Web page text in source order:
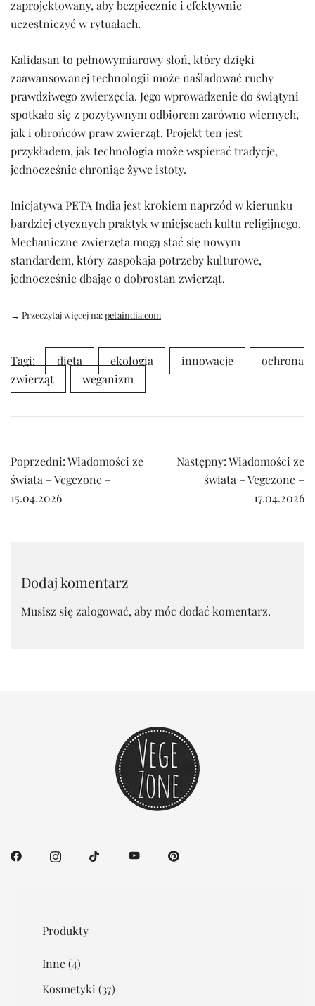
zaprojektowany, aby bezpiecznie i efektywnie
uczestniczyć w rytuałach.
Kalidasan to pełnowymiarowy słoń, który dzięki
zaawansowanej technologii może naśladować ruchy
prawdziwego zwierzęcia. Jego wprowadzenie do świątyni
spotkało się z pozytywnym odbiorem zarówno wiernych,
jak i obrońców praw zwierząt. Projekt ten jest
przykładem, jak technologia może wspierać tradycje,
jednocześnie chroniąc żywe istoty.
Inicjatywa PETA India jest krokiem naprzód w kierunku
bardziej etycznych praktyk w miejscach kultu religijnego.
Mechaniczne zwierzęta mogą stać się nowym
standardem, który zaspokaja potrzeby kulturowe,
jednocześnie dbając o dobrostan zwierząt.
→ Przeczytaj więcej na:petaindia.com
Tagi: dieta ekologia innowacje
ochrona
zwierząt
weganizm
Nawigacja
wpisu
Poprzedni:Wiadomości ze
świata – Vegezone –
15.04.2026
Następny:Wiadomości ze
świata – Vegezone –
17.04.2026
Dodaj komentarz
Musisz sięzalogować, aby móc dodać komentarz.
Produkty
Inne(4)
Kosmetyki (37)